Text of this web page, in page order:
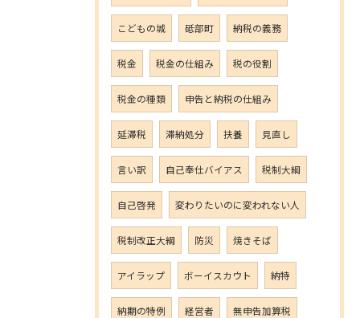
こどもの城 砥部町 納税の義務
税金 税金の仕組み 税の役割
税金の種類 申告と納税の仕組み
延滞税 滞納処分 扶養 見直し
言い訳 自己奉仕バイアス 税制大綱
自己啓発 変わりたいのに変われない人
税制改正大綱 防災 焼きそば
アイラップ ボーイスカウト 納特
納期の特例 経営者 無申告加算税